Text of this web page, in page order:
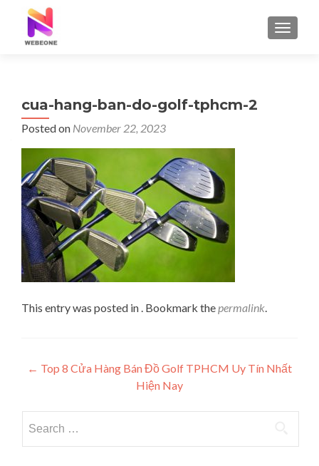
cua-hang-ban-do-golf-tphcm-2
Posted on November 22, 2023
This entry was posted in . Bookmark thepermalink.
Post navigation
← Top 8 Cửa Hàng Bán Đồ Golf TPHCM Uy Tín Nhất
Hiện Nay